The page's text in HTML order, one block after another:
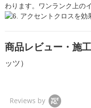
わります。ワンランク上の
商品レビュー・施
ッツ）
Reviews by